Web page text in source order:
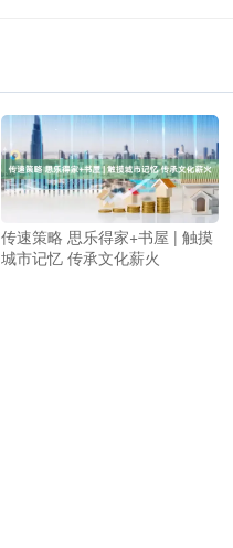
传速策略 思乐得家+书屋 | 触摸
城市记忆 传承文化薪火